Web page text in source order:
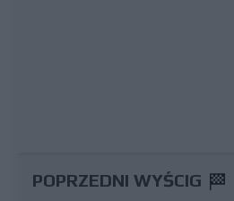
POPRZEDNI WYŚCIG